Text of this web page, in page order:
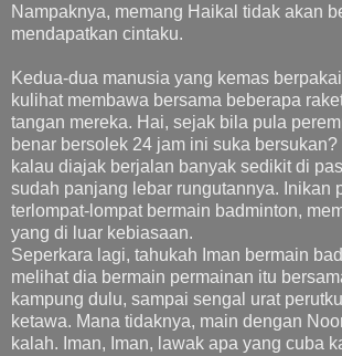
Nampaknya, memang Haikal tidak akan
mendapatkan cintaku.
Kedua-dua manusia yang kemas
kulihat membawa bersama beberapa
tangan mereka. Hai, sejak bila pula
benar bersolek 24 jam ini suka bersukan?
kalau diajak berjalan banyak sedikit di
sudah panjang lebar rungutannya. Inikan
terlompat-lompat bermain badminton,
yang di luar kebiasaan.
Seperkara lagi, tahukah Iman bermain
melihat dia bermain permainan itu
kampung dulu, sampai sengal urat
ketawa. Mana tidaknya, main dengan
kalah. Iman, Iman, lawak apa yang cuba